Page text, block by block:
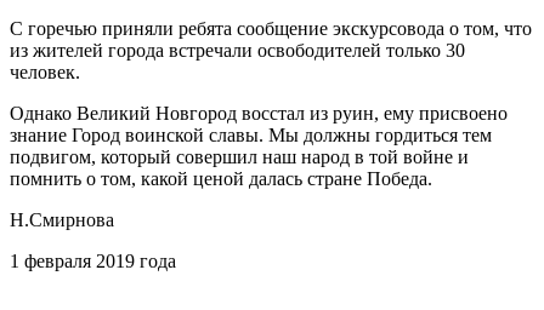
С горечью приняли ребята сообщение экскурсовода о том, что
из жителей города встречали освободителей только 30
человек.
Однако Великий Новгород восстал из руин, ему присвоено
знание Город воинской славы. Мы должны гордиться тем
подвигом, который совершил наш народ в той войне и
помнить о том, какой ценой далась стране Победа.
Н.Смирнова
1 февраля 2019 года